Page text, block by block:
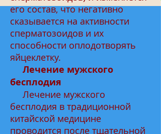
его состав, что негативно
сказывается на активности
сперматозоидов и их
способности оплодотворять
яйцеклетку.
Лечение мужского
бесплодия
Лечение мужского
бесплодия в традиционной
китайской медицине
проводится после тщательной